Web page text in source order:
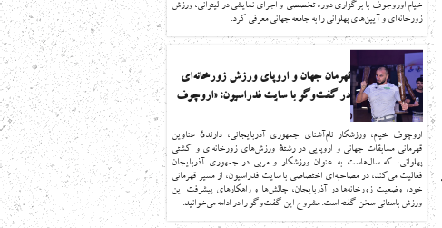
خیام اوروجوف با برگزاری دوره تخصصی و اجرای نمایشی در لیتوانی، ورزش
زورخانه‌ای و آیین‌های پهلوانی را به جامعه جهانی معرفی کرد.
قهرمان جهان و اروپای ورزش زورخانه‌ای
در گفت‌وگو با سایت فدراسیون: «اروچوف
می‌گوید
اروچوف خیام، ورزشکار نام‌آشنای جمهوری آذربایجانی، دارندهٔ عناوین
قهرمانی مسابقات جهانی و اروپایی در رشتهٔ ورزش‌های زورخانه‌ای و کشتی
پهلوانی، که سال‌هاست به عنوان ورزشکار و مربی در جمهوری آذربایجان
فعالیت می‌کند، در مصاحبه‌ای اختصاصی با سایت فدراسیون، از مسیر قهرمانی
خود، وضعیت زورخانه‌ها در آذربایجان، چالش‌ها و راهکارهای پیشرفت این
ورزش باستانی سخن گفته است. مشروح این گفت‌وگو را در ادامه می‌خوانید.